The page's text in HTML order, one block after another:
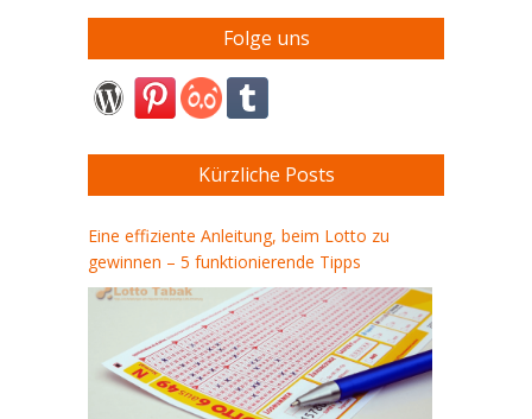
Folge uns
Kürzliche Posts
Eine effiziente Anleitung, beim Lotto zu
gewinnen – 5 funktionierende Tipps